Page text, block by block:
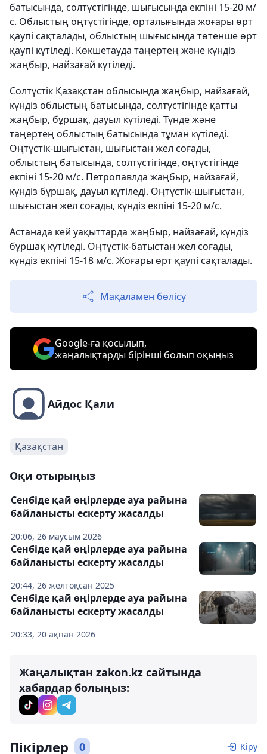
батысында, солтүстігінде, шығысында екпіні 15-20 м/
с. Облыстың оңтүстігінде, орталығында жоғары өрт
қаупі сақталады, облыстың шығысында төтенше өрт
қаупі күтіледі. Көкшетауда таңертең және күндіз
жаңбыр, найзағай күтіледі.
Солтүстік Қазақстан облысында жаңбыр, найзағай,
күндіз облыстың батысында, солтүстігінде қатты
жаңбыр, бұршақ, дауыл күтіледі. Түнде және
таңертең облыстың батысында тұман күтіледі.
Оңтүстік-шығыстан, шығыстан жел соғады,
облыстың батысында, солтүстігінде, оңтүстігінде
екпіні 15-20 м/с. Петропавлда жаңбыр, найзағай,
күндіз бұршақ, дауыл күтіледі. Оңтүстік-шығыстан,
шығыстан жел соғады, күндіз екпіні 15-20 м/с.
Астанада кей уақыттарда жаңбыр, найзағай, күндіз
бұршақ күтіледі. Оңтүстік-батыстан жел соғады,
күндіз екпіні 15-18 м/с. Жоғары өрт қаупі сақталады.
Мақаламен бөлісу
Google-ға қосылып,
жаңалықтарды бірінші болып оқыңыз
Айдос Қали
Қазақстан
Оқи отырыңыз
20:06, 26 маусым 2026
Сенбіде қай өңірлерде ауа райына
байланысты ескерту жасалды
20:44, 26 желтоқсан 2025
Сенбіде қай өңірлерде ауа райына
байланысты ескерту жасалды
20:33, 20 ақпан 2026
Сенбіде қай өңірлерде ауа райына
байланысты ескерту жасалды
Жаңалықтан zakon.kz сайтында
хабардар болыңыз:
Пікірлер 0 Кіру